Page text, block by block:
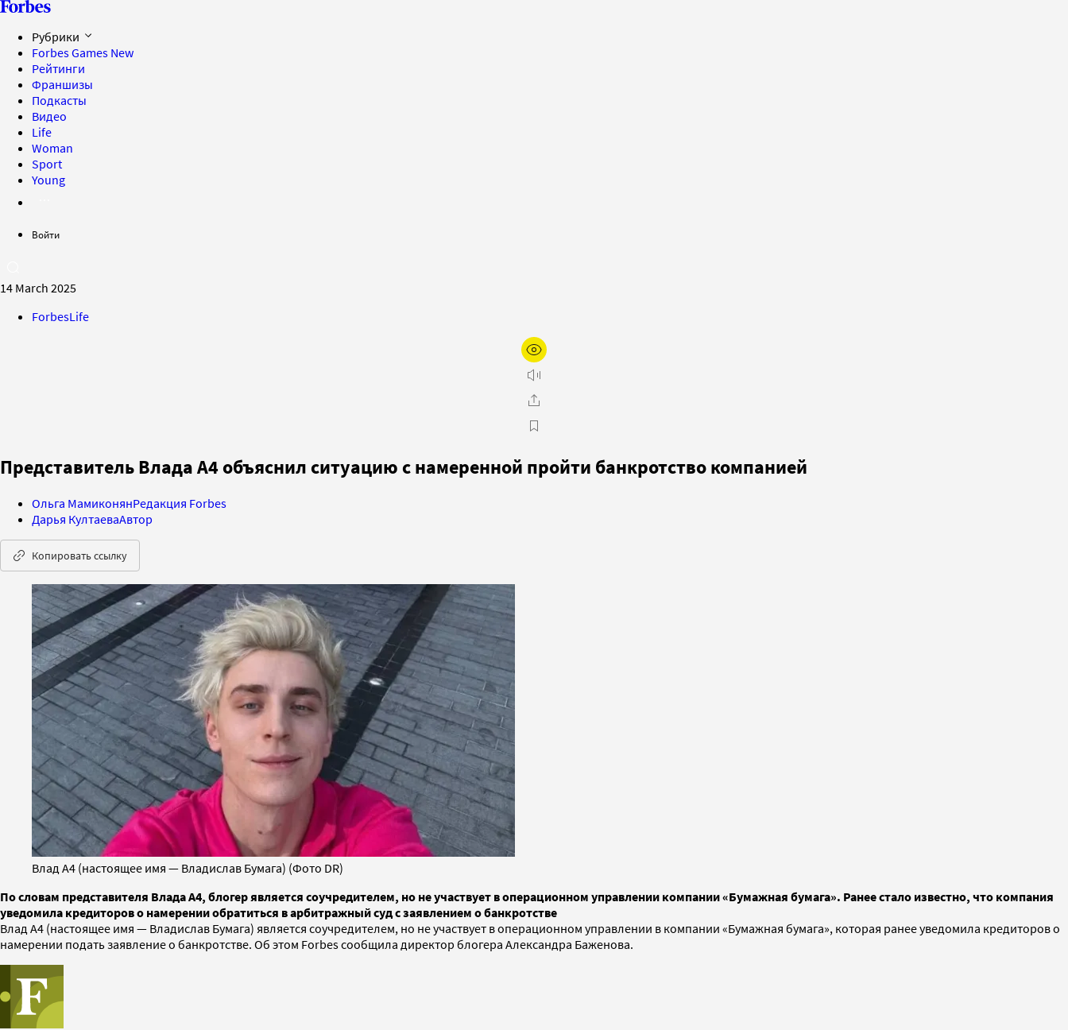
Рубрики
Forbes Games New
Рейтинги
Франшизы
Подкасты
Видео
Life
Woman
Sport
Young
Войти
14 March 2025
ForbesLife
Представитель Влада А4 объяснил ситуацию с намеренной пройти банкротство компанией
Ольга МамиконянРедакция Forbes
Дарья КултаеваАвтор
Копировать ссылку
Влад А4 (настоящее имя — Владислав Бумага) (Фото DR)
По словам представителя Влада А4, блогер является соучредителем, но не участвует в операционном управлении компании «Бумажная бумага». Ранее стало известно, что компания
уведомила кредиторов о намерении обратиться в арбитражный суд с заявлением о банкротстве
Влад А4 (настоящее имя — Владислав Бумага) является соучредителем, но не участвует в операционном управлении в компании «Бумажная бумага», которая ранее уведомила кредиторов о
намерении подать заявление о банкротстве. Об этом Forbes сообщила директор блогера Александра Баженова.